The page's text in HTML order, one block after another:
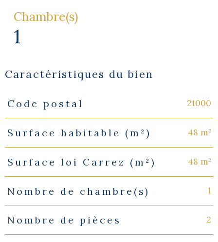
Chambre(s)
1
Caractéristiques du bien
Caractéristiques Valeurs
Code postal 21000
Surface habitable (m²) 48 m²
Surface loi Carrez (m²) 48 m²
Nombre de chambre(s) 1
Nombre de pièces 2